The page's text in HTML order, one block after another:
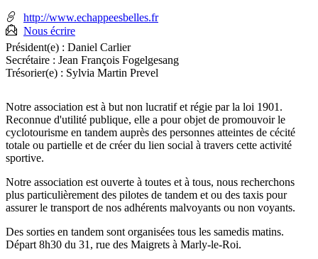
:
http://www.echappeesbelles.fr
Nous écrire
Président(e) : Daniel Carlier
Secrétaire : Jean François Fogelgesang
Trésorier(e) : Sylvia Martin Prevel
Notre association est à but non lucratif et régie par la loi 1901.
Reconnue d'utilité publique, elle a pour objet de promouvoir le
cyclotourisme en tandem auprès des personnes atteintes de cécité
totale ou partielle et de créer du lien social à travers cette activité
sportive.
Notre association est ouverte à toutes et à tous, nous recherchons
plus particulièrement des pilotes de tandem et ou des taxis pour
assurer le transport de nos adhérents malvoyants ou non voyants.
Des sorties en tandem sont organisées tous les samedis matins.
Départ 8h30 du 31, rue des Maigrets à Marly-le-Roi.